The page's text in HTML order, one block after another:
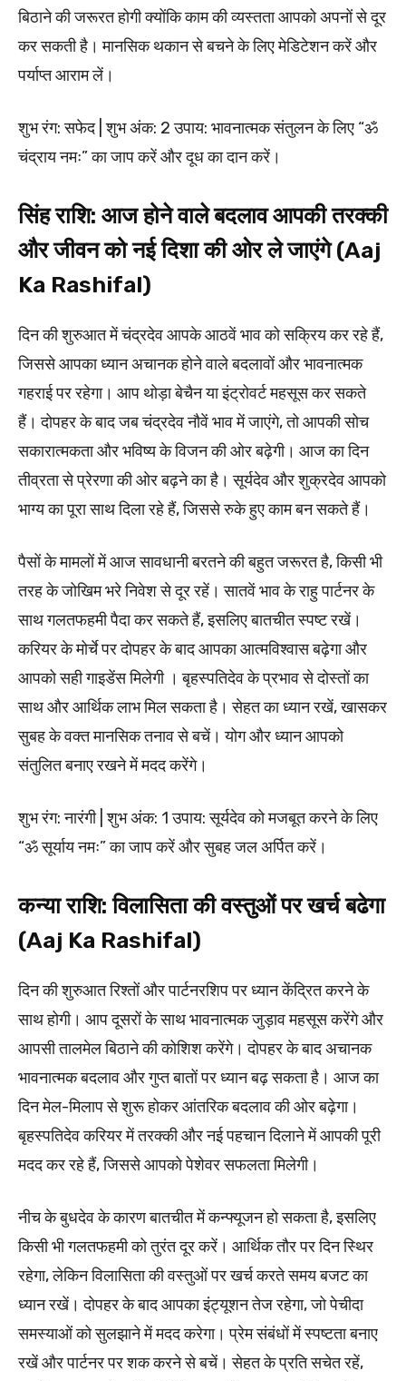
बिठाने की जरूरत होगी क्योंकि काम की व्यस्तता आपको अपनों से दूर
कर सकती है। मानसिक थकान से बचने के लिए मेडिटेशन करें और
पर्याप्त आराम लें।
शुभ रंग: सफेद | शुभ अंक: 2 उपाय: भावनात्मक संतुलन के लिए “ॐ
चंद्राय नमः” का जाप करें और दूध का दान करें।
सिंह राशि: आज होने वाले बदलाव आपकी तरक्की
और जीवन को नई दिशा की ओर ले जाएंगे (Aaj
Ka Rashifal)
दिन की शुरुआत में चंद्रदेव आपके आठवें भाव को सक्रिय कर रहे हैं,
जिससे आपका ध्यान अचानक होने वाले बदलावों और भावनात्मक
गहराई पर रहेगा। आप थोड़ा बेचैन या इंट्रोवर्ट महसूस कर सकते
हैं। दोपहर के बाद जब चंद्रदेव नौवें भाव में जाएंगे, तो आपकी सोच
सकारात्मकता और भविष्य के विजन की ओर बढ़ेगी। आज का दिन
तीव्रता से प्रेरणा की ओर बढ़ने का है। सूर्यदेव और शुक्रदेव आपको
भाग्य का पूरा साथ दिला रहे हैं, जिससे रुके हुए काम बन सकते हैं।
पैसों के मामलों में आज सावधानी बरतने की बहुत जरूरत है, किसी भी
तरह के जोखिम भरे निवेश से दूर रहें। सातवें भाव के राहु पार्टनर के
साथ गलतफहमी पैदा कर सकते हैं, इसलिए बातचीत स्पष्ट रखें।
करियर के मोर्चे पर दोपहर के बाद आपका आत्मविश्वास बढ़ेगा और
आपको सही गाइडेंस मिलेगी । बृहस्पतिदेव के प्रभाव से दोस्तों का
साथ और आर्थिक लाभ मिल सकता है। सेहत का ध्यान रखें, खासकर
सुबह के वक्त मानसिक तनाव से बचें। योग और ध्यान आपको
संतुलित बनाए रखने में मदद करेंगे।
शुभ रंग: नारंगी | शुभ अंक: 1 उपाय: सूर्यदेव को मजबूत करने के लिए
“ॐ सूर्याय नमः” का जाप करें और सुबह जल अर्पित करें।
कन्या राशि: विलासिता की वस्तुओं पर खर्च बढेगा
(Aaj Ka Rashifal)
दिन की शुरुआत रिश्तों और पार्टनरशिप पर ध्यान केंद्रित करने के
साथ होगी। आप दूसरों के साथ भावनात्मक जुड़ाव महसूस करेंगे और
आपसी तालमेल बिठाने की कोशिश करेंगे। दोपहर के बाद अचानक
भावनात्मक बदलाव और गुप्त बातों पर ध्यान बढ़ सकता है। आज का
दिन मेल-मिलाप से शुरू होकर आंतरिक बदलाव की ओर बढ़ेगा।
बृहस्पतिदेव करियर में तरक्की और नई पहचान दिलाने में आपकी पूरी
मदद कर रहे हैं, जिससे आपको पेशेवर सफलता मिलेगी।
नीच के बुधदेव के कारण बातचीत में कन्फ्यूजन हो सकता है, इसलिए
किसी भी गलतफहमी को तुरंत दूर करें। आर्थिक तौर पर दिन स्थिर
रहेगा, लेकिन विलासिता की वस्तुओं पर खर्च करते समय बजट का
ध्यान रखें। दोपहर के बाद आपका इंट्यूशन तेज रहेगा, जो पेचीदा
समस्याओं को सुलझाने में मदद करेगा। प्रेम संबंधों में स्पष्टता बनाए
रखें और पार्टनर पर शक करने से बचें। सेहत के प्रति सचेत रहें,